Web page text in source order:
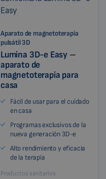
Aparato de magnetoterapia
pulsátil 3D
Lumina 3D-e Easy –
aparato de
magnetoterapia para
casa
Fácil de usar para el cuidado
en casa
Programas exclusivos de la
nueva generación 3D-e
Alto rendimiento y eficacia
de la terapia
Productos sanitarios